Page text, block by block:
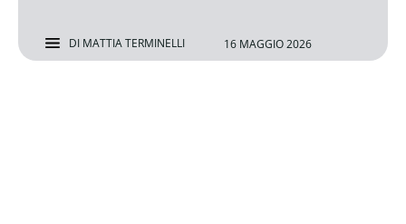
DI MATTIA TERMINELLI 16 MAGGIO 2026